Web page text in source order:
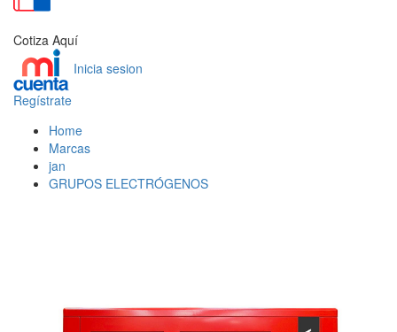
Cotiza Aquí
Inicia sesion
Regístrate
Home
Marcas
jan
GRUPOS ELECTRÓGENOS